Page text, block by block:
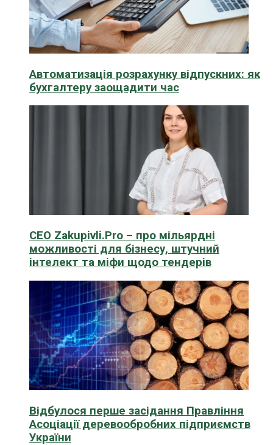
Автоматизація розрахунку відпускних: як
бухгалтеру заощадити час
CEO Zakupivli.Pro – про мільярдні
можливості для бізнесу, штучний
інтелект та міфи щодо тендерів
Відбулося перше засідання Правління
Асоціації деревообробних підприємств
України